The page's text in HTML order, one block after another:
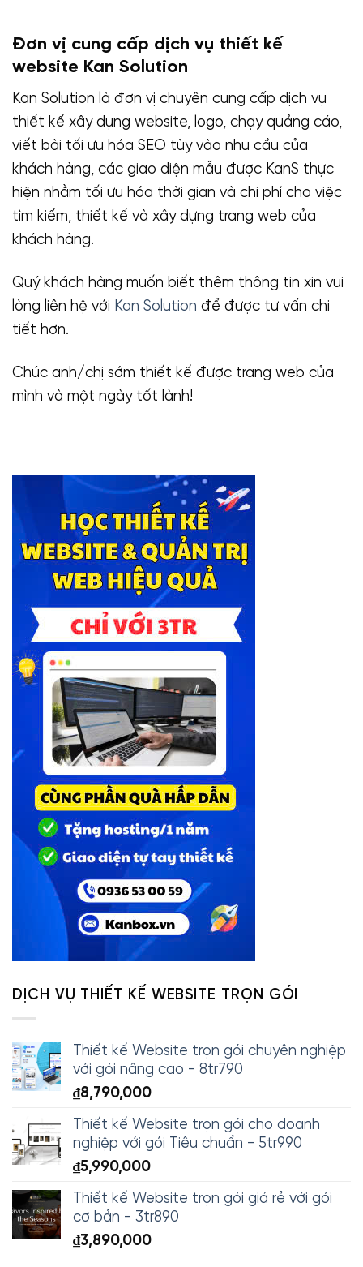
Đơn vị cung cấp dịch vụ thiết kế
website Kan Solution
Kan Solution là đơn vị chuyên cung cấp dịch vụ
thiết kế xây dựng website, logo, chạy quảng cáo,
viết bài tối ưu hóa SEO tùy vào nhu cầu của
khách hàng, các giao diện mẫu được KanS thực
hiện nhằm tối ưu hóa thời gian và chi phí cho việc
tìm kiếm, thiết kế và xây dựng trang web của
khách hàng.
Quý khách hàng muốn biết thêm thông tin xin vui
lòng liên hệ với Kan Solution để được tư vấn chi
tiết hơn.
Chúc anh/chị sớm thiết kế được trang web của
mình và một ngày tốt lành!
DỊCH VỤ THIẾT KẾ WEBSITE TRỌN GÓI
Thiết kế Website trọn gói chuyên nghiệp
với gói nâng cao - 8tr790
₫8,790,000
Thiết kế Website trọn gói cho doanh
nghiệp với gói Tiêu chuẩn - 5tr990
₫5,990,000
Thiết kế Website trọn gói giá rẻ với gói
cơ bản - 3tr890
₫3,890,000